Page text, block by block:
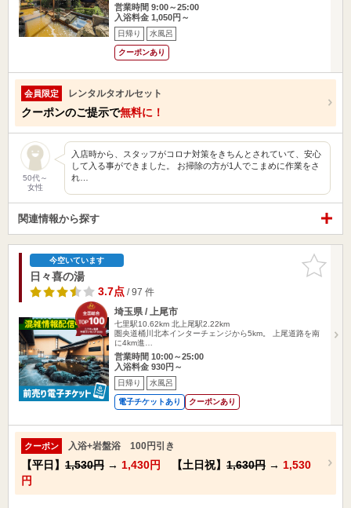
営業時間 9:00～25:00
入浴料金 1,050円～
日帰り 水風呂
クーポンあり
会員限定 レンタルタオルセット
クーポンのご提示で無料に！
50代～
女性
入店時から、スタッフがコロナ対策をきちんとされていて、安心
して入る事ができました。 お掃除の方が1人でこまめに作業をさ
れ…
関連情報から探す
お気に入
りに追加
今空いています
日々喜の湯
3.7点/ 97 件
埼玉県 / 上尾市
七里駅10.62km 北上尾駅2.22km
圏央道桶川北本インターチェンジから5km。 上尾道路を南
に4km進…
営業時間 10:00～25:00
入浴料金 930円～
日帰り 水風呂
電子チケットあり クーポンあり
クーポン 入浴+岩盤浴 100円引き
【平日】 1,530円 → 1,430円 【土日祝】 1,630円 → 1,530
円